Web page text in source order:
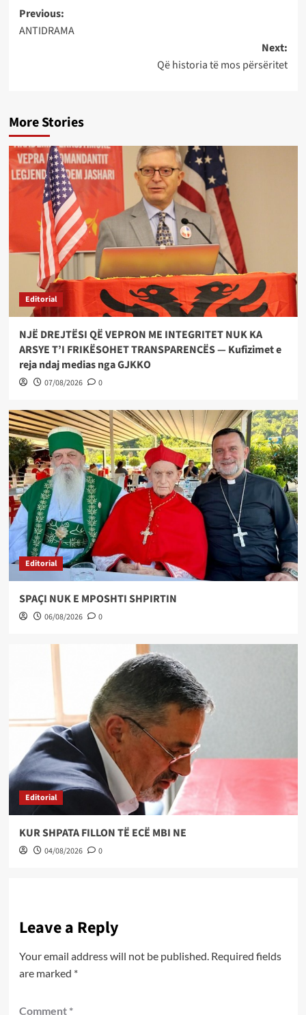
Post
navigation
Previous:
ANTIDRAMA
Next:
Që historia të mos përsëritet
More Stories
Editorial
NJË DREJTËSI QË VEPRON ME INTEGRITET NUK KA
ARSYE T’I FRIKËSOHET TRANSPARENCËS — Kufizimet e
reja ndaj medias nga GJKKO
07/08/2026 0
Editorial
SPAÇI NUK E MPOSHTI SHPIRTIN
06/08/2026 0
Editorial
KUR SHPATA FILLON TË ECË MBI NE
04/08/2026 0
Leave a Reply
Your email address will not be published. Required fields
are marked *
Comment *